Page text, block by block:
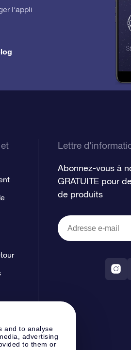
and to analyse
advertising
to them or
l’appli
Lettre
Abonnez-vous à
GRATUITE pour
de produits